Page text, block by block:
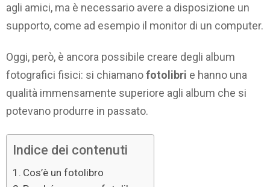
agli amici, ma è necessario avere a disposizione un
supporto, come ad esempio il monitor di un computer.
Oggi, però, è ancora possibile creare degli album
fotografici fisici: si chiamanofotolibri e hanno una
qualità immensamente superiore agli album che si
potevano produrre in passato.
Indice dei contenuti
Cos’è un fotolibro